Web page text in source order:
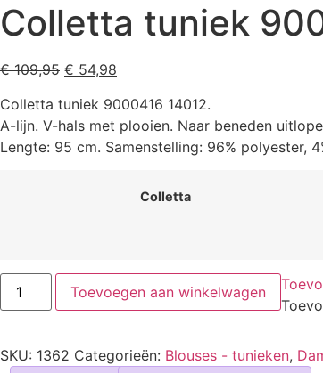
Colletta tuniek
€109,95 € 54,98
Colletta tuniek 9000416 14012.
A-lijn. V-hals met plooien. Naar beneden
Lengte: 95 cm. Samenstelling: 96% polyester,
Colletta
Toevoegen aan winkelwagen
SKU: 1362 Categorieën: Blouses - tunieken,